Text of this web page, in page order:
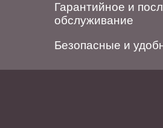
Гарантийное и
обслуживание
Безопасные и